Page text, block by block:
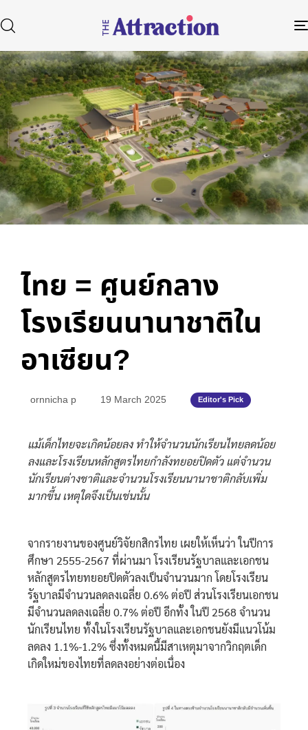
Type and hit enter
ไทย = ศูนย์กลาง
โรงเรียนนานาชาติใน
อาเซียน?
Author
ornnicha p
Published
on:
19 March 2025
Published
in:
Editor's Pick
แม้เด็กไทยจะเกิดน้อยลง ทำให้จำนวนนักเรียนไทยลดน้อย
ลงและโรงเรียนหลักสูตรไทยกำลังทยอยปิดตัว แต่จำนวน
นักเรียนต่างชาติและจำนวนโรงเรียนนานาชาติกลับเพิ่ม
มากขึ้น เหตุใดจึงเป็นเช่นนั้น
จากรายงานของศูนย์วิจัยกสิกรไทย เผยให้เห็นว่า ในปีการ
ศึกษา 2555-2567 ที่ผ่านมา โรงเรียนรัฐบาลและเอกชน
หลักสูตรไทยทยอยปิดตัวลงเป็นจำนวนมาก โดยโรงเรียน
รัฐบาลมีจำนวนลดลงเฉลี่ย 0.6% ต่อปี ส่วนโรงเรียนเอกชน
มีจำนวนลดลงเฉลี่ย 0.7% ต่อปี อีกทั้ง ในปี 2568 จำนวน
นักเรียนไทย ทั้งในโรงเรียนรัฐบาลและเอกชนยังมีแนวโน้ม
ลดลง 1.1%-1.2% ซึ่งทั้งหมดนี้มีสาเหตุมาจากวิกฤตเด็ก
เกิดใหม่ของไทยที่ลดลงอย่างต่อเนื่อง